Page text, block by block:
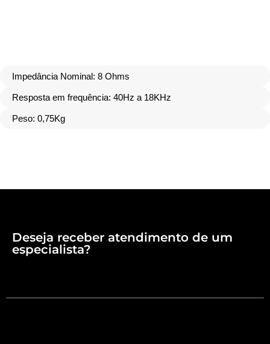
Impedância Nominal: 8 Ohms
Resposta em frequência: 40Hz a 18KHz
Peso: 0,75Kg
Deseja receber atendimento de um
especialista?